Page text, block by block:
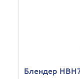
Блендер